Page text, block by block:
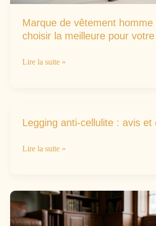
contemporain
Marque de vêtement
choisir la meilleure pour
Marque
:
choisir
pour
votre
style
Lire la suite »
Legging anti-cellulite : avis et
Legging
:
avis
et
Lire la suite »